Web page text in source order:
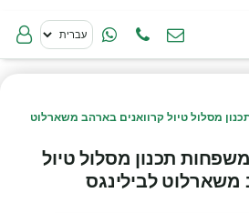
מסלול טיול קרוואנים בארהב משארלוט
תכנון מסלול טיול
משארלוט לבילינגס